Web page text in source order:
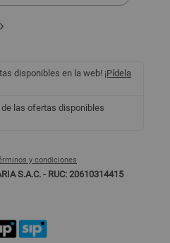
disponibles en la web! ¡Pídela
las ofertas disponibles
y condiciones
S.A.C. - RUC: 20610314415